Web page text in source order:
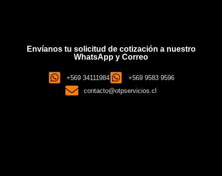
Envíanos tu solicitud de cotización a nuestro
WhatsApp y Correo
+569 34111984
+569 9583 9596
contacto@otpservicios.cl